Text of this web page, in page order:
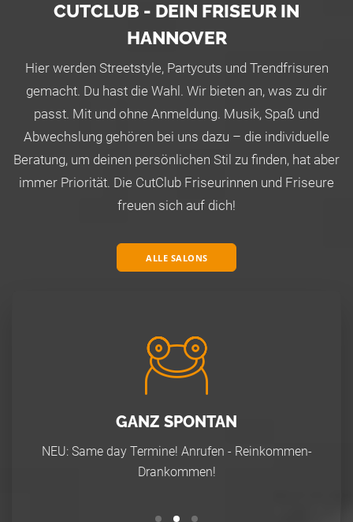
CUTCLUB - DEIN FRISEUR IN
HANNOVER
Hier werden Streetstyle, Partycuts und Trendfrisuren
gemacht. Du hast die Wahl. Wir bieten an, was zu dir
passt. Mit und ohne Anmeldung. Musik, Spaß und
Abwechslung gehören bei uns dazu – die individuelle
Beratung, um deinen persönlichen Stil zu finden, hat aber
immer Priorität. Die CutClub Friseurinnen und Friseure
freuen sich auf dich!
ALLE SALONS
FAIRE PREISE
Unsere Preise werden knallhart kalkuliert und
transparent kommuniziert. Aufschläge erfolgen